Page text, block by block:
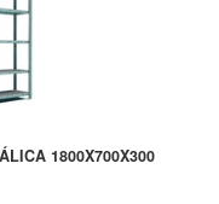
1800X700X300